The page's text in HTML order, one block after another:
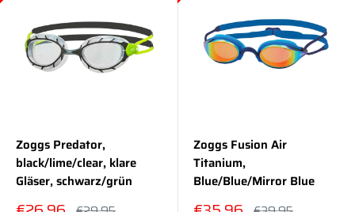
Zoggs Predator,
black/lime/clear, klare
Gläser, schwarz/grün
Zoggs Fusion Air
Titanium,
Blue/Blue/Mirror Blue